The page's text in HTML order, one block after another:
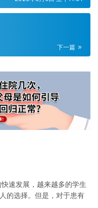
下一篇
速发展，越来越多的学生
的选择。但是，对于患有